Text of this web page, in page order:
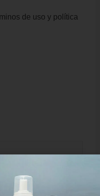
de uso y política